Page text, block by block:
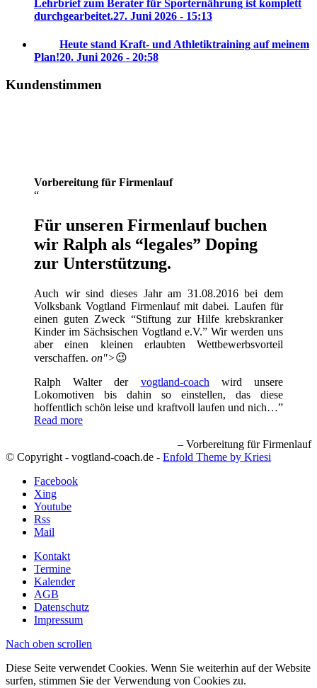
Lehrbrief zum Berater für Sporternährung ist komplett
durchgearbeitet.27. Juni 2026 - 15:13
Heute stand Kraft- und Athletiktraining auf meinem
Plan!20. Juni 2026 - 20:58
Kundenstimmen
Vorbereitung für Firmenlauf
Für unseren Firmenlauf buchen
wir Ralph als “legales” Doping
zur Unterstützung.
Auch wir sind dieses Jahr am 31.08.2016 bei dem
Volksbank Vogtland Firmenlauf mit dabei. Laufen für
einen guten Zweck “Stiftung zur Hilfe krebskranker
Kinder im Sächsischen Vogtland e.V.” Wir werden uns
aber einen kleinen erlaubten Wettbewerbsvorteil
verschaffen. on">😉
Ralph Walter der vogtland-coach wird unsere
Lokomotiven bis dahin so einstellen, das diese
hoffentlich schön leise und kraftvoll laufen und nich…
Read more
Vorbereitung für Firmenlauf
© Copyright - vogtland-coach.de - Enfold Theme by Kriesi
Facebook
Xing
Youtube
Rss
Mail
Kontakt
Termine
Kalender
AGB
Datenschutz
Impressum
Nach oben scrollen
Diese Seite verwendet Cookies. Wenn Sie weiterhin auf der Website
surfen, stimmen Sie der Verwendung von Cookies zu.